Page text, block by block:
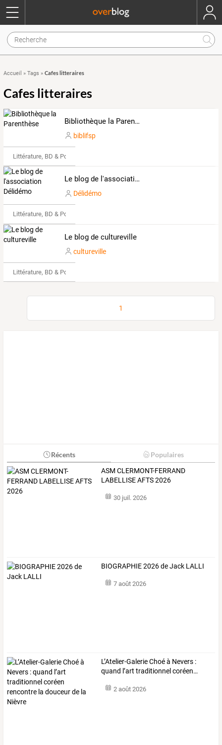
Accueil » Tags » Cafes litteraires
Cafes litteraires
Bibliothèque la Parenthèse
biblifsp
Littérature, BD & Poésie
Le blog de l'association Délidémo
Délidémo
Littérature, BD & Poésie
Le blog de cultureville
cultureville
Littérature, BD & Poésie
1
Récents Populaires
ASM CLERMONT-FERRAND
LABELLISE AFTS 2026
30 juil. 2026
BIOGRAPHIE 2026 de Jack LALLI
7 août 2026
L’Atelier-GalerieChoéà Nevers :
quand l’art traditionnel coréen…
2 août 2026